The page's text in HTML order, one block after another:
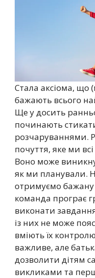
Стала аксіома, що
бажають всього
Ще у досить
починають
розчаруваннями.
почуття, яке ми
Воно може
як ми планували.
отримуємо
команда програє
виконати
із них не може
вміють їх
важливе, але
дозволити дітям
викликами та